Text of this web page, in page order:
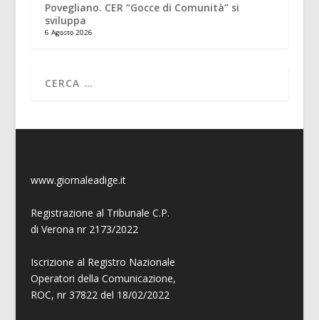
Povegliano. CER “Gocce di Comunità” si
sviluppa
6 Agosto 2026
www.giornaleadige.it
Registrazione al Tribunale C.P.
di Verona nr 2173/2022
Iscrizione al Registro Nazionale
Operatori della Comunicazione,
ROC, nr 37822 del 18/02/2022